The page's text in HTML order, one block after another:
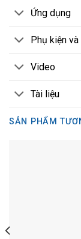
Ứng dụng
Phụ kiện
Video
Tài liệu
SẢN PHẨM